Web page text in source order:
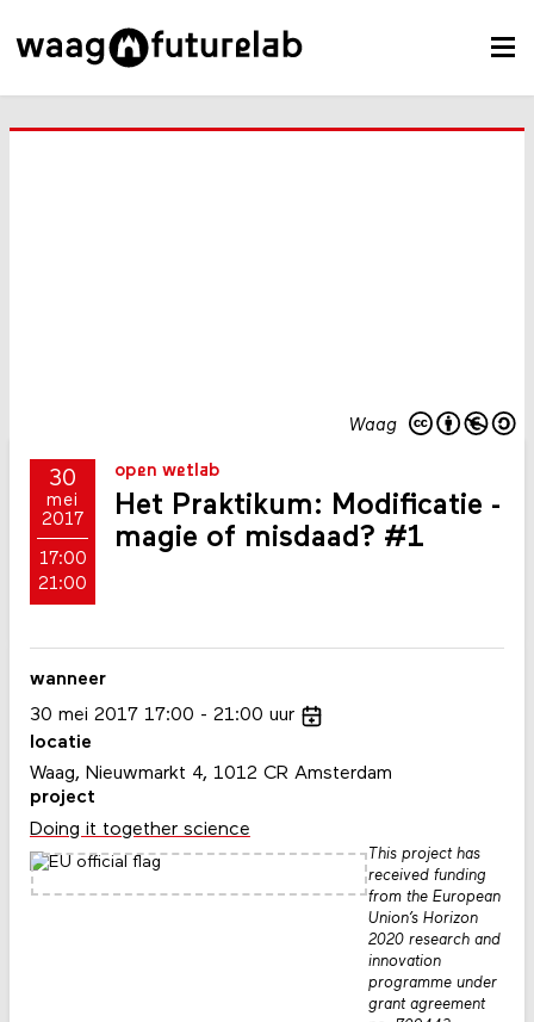
Waag
30
mei
2017
17:00
21:00
open wetlab
Het Praktikum: Modificatie -
magie of misdaad? #1
wanneer
30 mei 2017 17:00 21:00 uur
locatie
Waag, Nieuwmarkt 4, 1012 CR Amsterdam
project
Doing it together science
This project has
received funding
from the European
Union’s Horizon
2020 research and
innovation
programme under
grant agreement